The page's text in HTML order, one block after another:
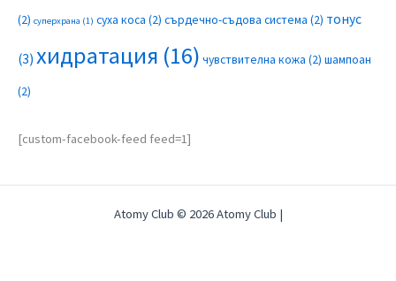
(2) суперхрана (1) суха коса (2) сърдечно-съдова система (2) тонус
(3) хидратация (16) чувствителна кожа (2) шампоан
(2)
[custom-facebook-feed feed=1]
Atomy Club © 2026 Atomy Club |